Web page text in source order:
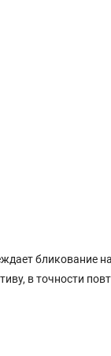
бликование
в точности